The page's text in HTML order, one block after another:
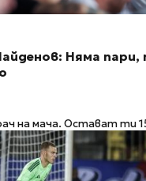
Няма пари,
на мача. Остават ти